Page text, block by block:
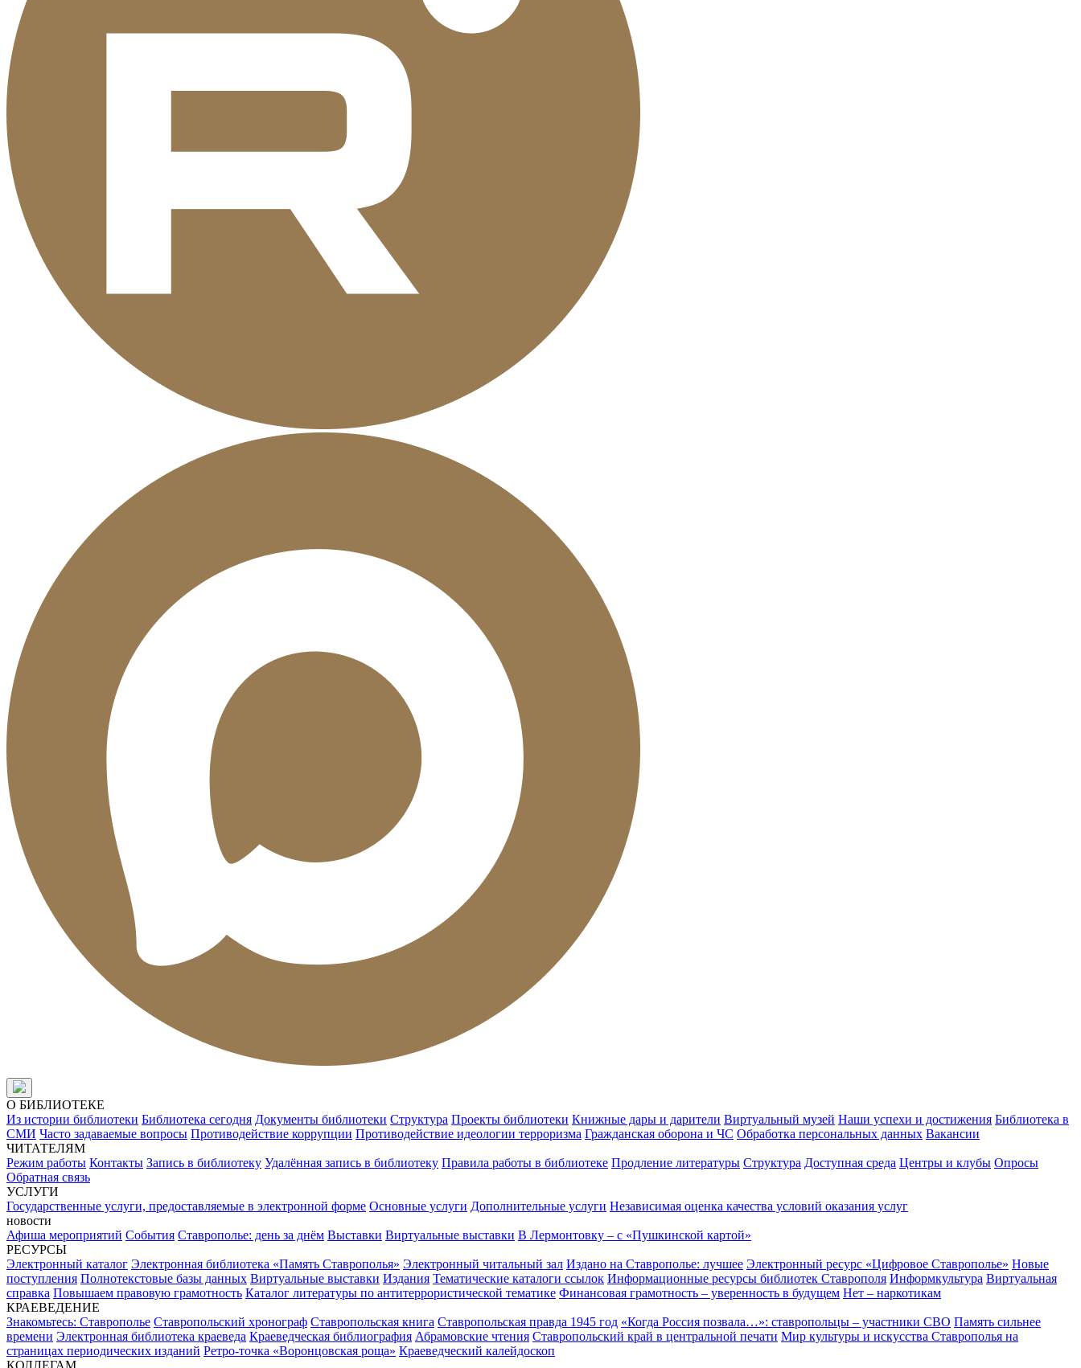
О БИБЛИОТЕКЕ
Из истории библиотеки Библиотека сегодня Документы библиотеки Структура Проекты библиотеки Книжные дары и дарители Виртуальный музей Наши успехи и достижения Библиотека в
СМИ Часто задаваемые вопросы Противодействие коррупции Противодействие идеологии терроризма Гражданская оборона и ЧС Обработка персональных данных Вакансии
ЧИТАТЕЛЯМ
Режим работы Контакты Запись в библиотеку Удалённая запись в библиотеку Правила работы в библиотеке Продление литературы Структура Доступная среда Центры и клубы Опросы
Обратная связь
УСЛУГИ
Государственные услуги, предоставляемые в электронной форме Основные услуги Дополнительные услуги Независимая оценка качества условий оказания услуг
новости
Афиша мероприятий События Ставрополье: день за днём Выставки Виртуальные выставки В Лермонтовку – с «Пушкинской картой»
РЕСУРСЫ
Электронный каталог Электронная библиотека «Память Ставрополья» Электронный читальный зал Издано на Ставрополье: лучшее Электронный ресурс «Цифровое Ставрополье» Новые
поступления Полнотекстовые базы данных Виртуальные выставки Издания Тематические каталоги ссылок Информационные ресурсы библиотек Ставрополя Информкультура Виртуальная
справка Повышаем правовую грамотность Каталог литературы по антитеррористической тематике Финансовая грамотность – уверенность в будущем Нет – наркотикам
КРАЕВЕДЕНИЕ
Знакомьтесь: Ставрополье Ставропольский хронограф Ставропольская книга Ставропольская правда 1945 год «Когда Россия позвала…»: ставропольцы – участники СВО Память сильнее
времени Электронная библиотека краеведа Краеведческая библиография Абрамовские чтения Ставропольский край в центральной печати Мир культуры и искусства Ставрополья на
страницах периодических изданий Ретро-точка «Воронцовская роща» Краеведческий калейдоскоп
КОЛЛЕГАМ